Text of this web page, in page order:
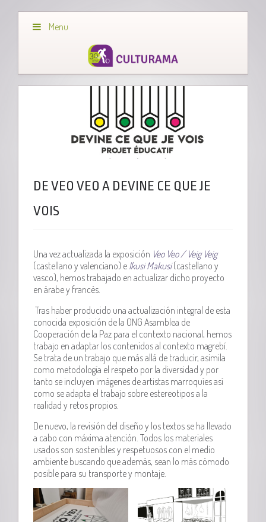
Menu
DE VEO VEO A DEVINE CE QUE JE
VOIS
Una vez actualizada la exposición Veo Veo / Veig Veig
(castellano y valenciano) e Ikusi Makusi(castellano y
vasco), hemos trabajado en actualizar dicho proyecto
en árabe y francés.
Tras haber producido una actualización integral de esta
conocida exposición de la ONG Asamblea de
Cooperación de la Paz para el contexto nacional, hemos
trabajo en adaptar los contenidos al contexto magrebí.
Se trata de un trabajo que más allá de traducir, asimila
como metodología el respeto por la diversidad y por
tanto se incluyen imágenes de artistas marroquíes así
como se adapta el trabajo sobre estereotipos a la
realidad y retos propios.
De nuevo, la revisión del diseño y los textos se ha llevado
a cabo con máxima atención. Todos los materiales
usados son sostenibles y respetuosos con el medio
ambiente buscando que además, sean lo más cómodo
posible para su transporte y montaje.